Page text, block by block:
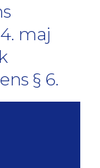
maj
§ 6.